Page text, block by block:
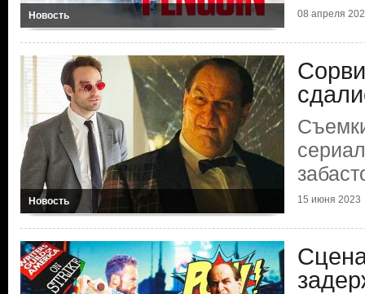
Новость 08 апреля
Новость 15 июня 2023